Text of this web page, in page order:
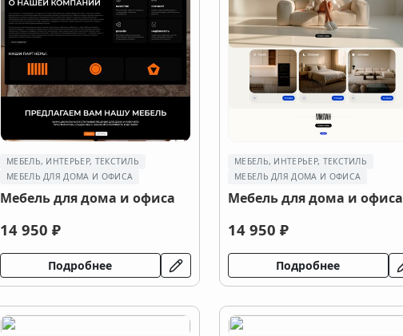
МЕБЕЛЬ, ИНТЕРЬЕР, ТЕКСТИЛЬ
МЕБЕЛЬ ДЛЯ ДОМА И ОФИСА
Мебель для дома и офиса
14 950 ₽
Подробнее
МЕБЕЛЬ, ИНТЕРЬЕР, ТЕКСТИЛЬ
МЕБЕЛЬ ДЛЯ ДОМА И ОФИСА
Мебель для дома и офиса
14 950 ₽
Подробнее